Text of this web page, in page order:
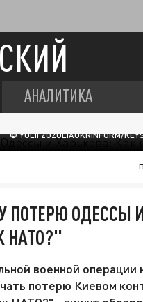
АНАЛИТИКА
© YULII ZOZULIAUKRINFORM/
ПОТЕРЮ ОДЕССЫ
НАТО?"
военной операции
потерю Киевом